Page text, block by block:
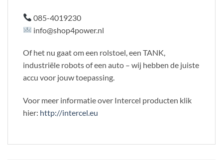
085-4019230
info@shop4power.nl
Of het nu gaat om een rolstoel, een TANK,
industriële robots of een auto – wij hebben de juiste
accu voor jouw toepassing.
Voor meer informatie over Intercel producten klik
hier: http://intercel.eu